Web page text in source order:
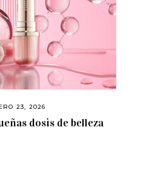
23, 2026
dosis de belleza